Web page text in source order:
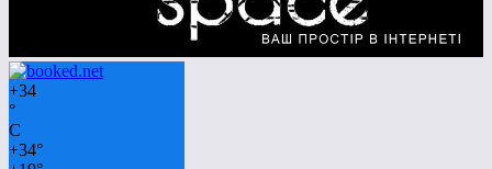
+34
°
C
+34°